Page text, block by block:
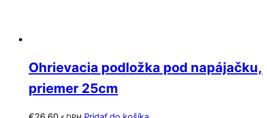
Ohrievacia podložka pod napájačku,
priemer 25cm